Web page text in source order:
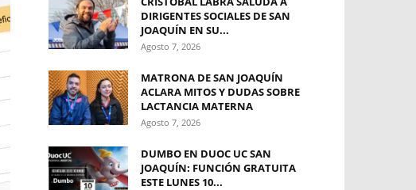
DIRIGENTES SOCIALES DE SAN
JOAQUÍN EN SU...
Agosto 7, 2026
MATRONA DE SAN JOAQUÍN
ACLARA MITOS Y DUDAS SOBRE
LACTANCIA MATERNA
Agosto 7, 2026
DUMBO EN DUOC UC SAN
JOAQUÍN: FUNCIÓN GRATUITA
ESTE LUNES 10...